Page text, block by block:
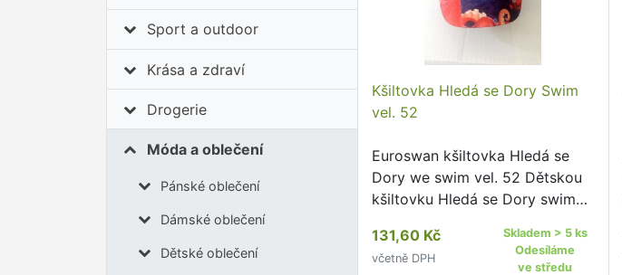
Sport a outdoor
Krása a zdraví
Drogerie
Móda a oblečení
Pánské oblečení
Dámské oblečení
Dětské oblečení
Kšiltovka Hledá se Dory Swim
vel. 52
Euroswan kšiltovka Hledá se
Dory we swim vel. 52 Dětskou
kšiltovku Hledá se Dory swim
barvě.
131,60 Kč
včetně DPH
Skladem > 5 ks
Odesíláme
ve středu